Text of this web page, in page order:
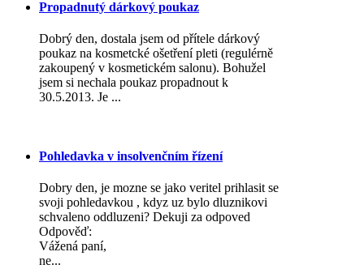
Propadnutý dárkový poukaz
Dobrý den, dostala jsem od přítele dárkový
poukaz na kosmetcké ošetření pleti (regulérně
zakoupený v kosmetickém salonu). Bohužel
jsem si nechala poukaz propadnout k
30.5.2013. Je ...
Pohledavka v insolvenčním řízení
Dobry den, je mozne se jako veritel prihlasit se
svoji pohledavkou , kdyz uz bylo dluznikovi
schvaleno oddluzeni? Dekuji za odpoved
Odpověď:
Vážená paní,
ne...